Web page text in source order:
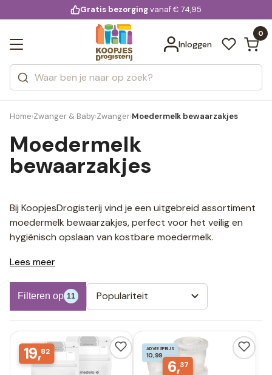
voor 20:00 uur besteld
Gratis bezorgingvanaf € 74,95
Inloggen
0
Zoeken
Categorieën
Merken
Bekijk alle resultaten
Home›Zwanger & Baby›Zwanger›Moedermelk bewaarzakjes
Moedermelk
bewaarzakjes
Bij KoopjesDrogisterij vind je een uitgebreid assortiment
moedermelk bewaarzakjes, perfect voor het veilig en
hygiënisch opslaan van kostbare moedermelk.
Lees meer
Filteren op 11 Populariteit
19,82 ADVIESPRIJS
10,99
6,37